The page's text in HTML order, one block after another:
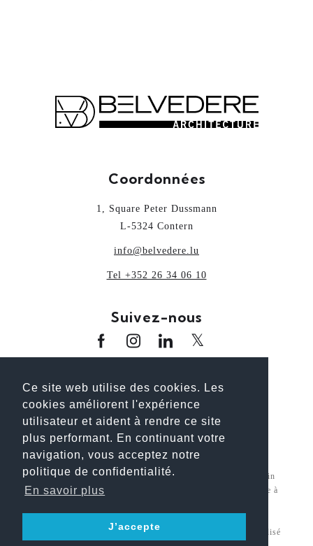
Ce site web utilise des cookies. Les
cookies améliorent l'expérience
utilisateur et aident à rendre ce site
plus performant. En continuant votre
navigation, vous acceptez notre
politique de confidentialité.
En savoir plus
J’accepte
Coordonnées
1, Square Peter Dussmann
L-5324 Contern
info@belvedere.lu
Tel +352 26 34 06 10
Suivez-nous
www.architectour.lu www.bhp.lu
www.unplanpourtonavenir.lu
Pour une meilleure lecture, nous utilisons le générique masculin
neutre. Toutefois, les informations font explicitement référence à
© 2026 Belvedere Architecture S.A. All Rights Reserved. Réalisé